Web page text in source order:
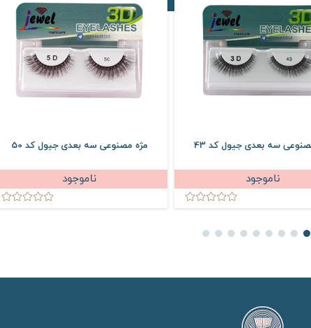
سه بعدی جیول کد 43
ناموجود
مژه مصنوعی سه بعدی جیول کد 50
ناموجود